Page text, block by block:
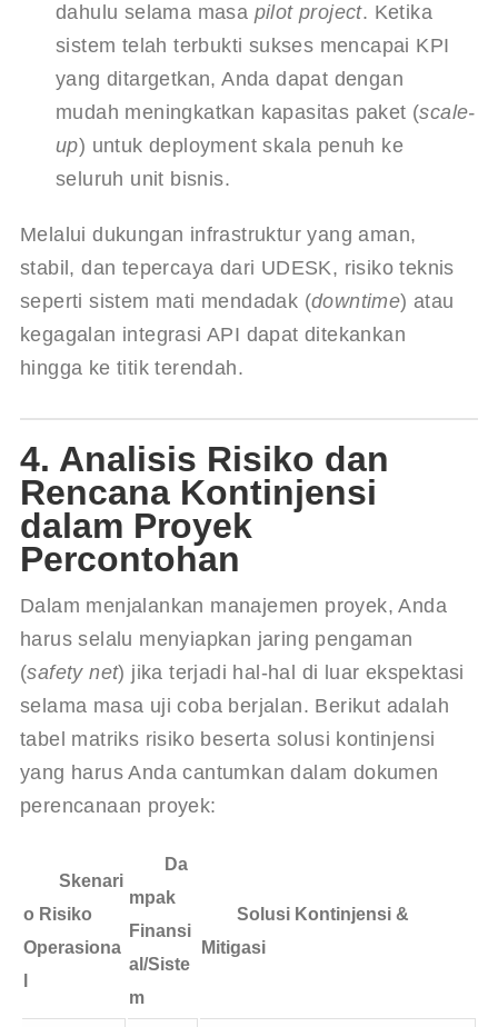
dahulu selama masa pilot project. Ketika
sistem telah terbukti sukses mencapai KPI
yang ditargetkan, Anda dapat dengan
mudah meningkatkan kapasitas paket (scale-
up) untuk deployment skala penuh ke
seluruh unit bisnis.
Melalui dukungan infrastruktur yang aman,
stabil, dan tepercaya dari UDESK, risiko teknis
seperti sistem mati mendadak (downtime) atau
kegagalan integrasi API dapat ditekankan
hingga ke titik terendah.
4. Analisis Risiko dan
Rencana Kontinjensi
dalam Proyek
Percontohan
Dalam menjalankan manajemen proyek, Anda
harus selalu menyiapkan jaring pengaman
(safety net) jika terjadi hal-hal di luar ekspektasi
selama masa uji coba berjalan. Berikut adalah
tabel matriks risiko beserta solusi kontinjensi
yang harus Anda cantumkan dalam dokumen
perencanaan proyek:
Skenari
o Risiko
Operasiona
Da
mpak
Finansi
al/Siste
m
Solusi Kontinjensi &
Mitigasi